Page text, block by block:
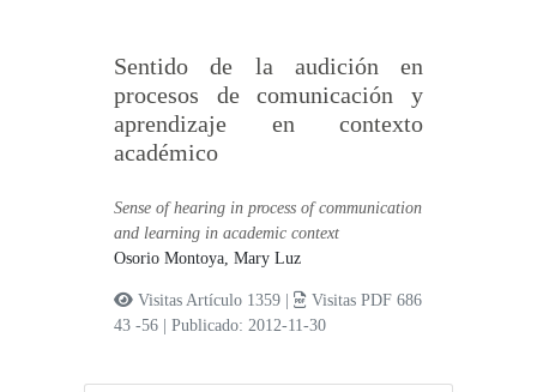
Sentido de la audición en
procesos de comunicación y
aprendizaje en contexto
académico
Sense of hearing in process of communication
and learning in academic context
Osorio Montoya, Mary Luz
Visitas Artículo 1359 |
Visitas PDF 686
43 -56
|Publicado: 2012-11-30